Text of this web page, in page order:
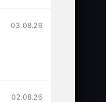
03.08.26
02.08.26